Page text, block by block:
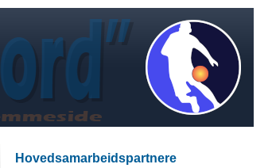
Hovedsamarbeidspartnere